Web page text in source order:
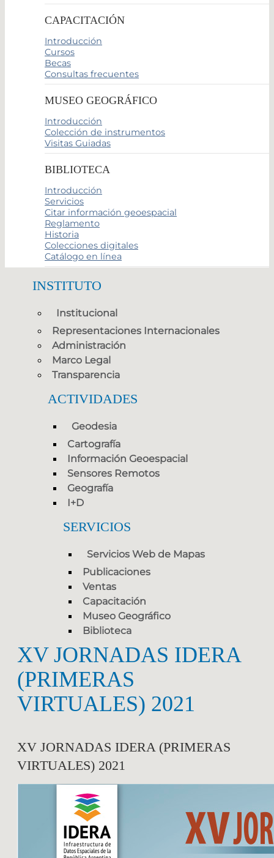
CAPACITACIÓN
Introducción
Cursos
Becas
Consultas frecuentes
MUSEO GEOGRÁFICO
Introducción
Colección de instrumentos
Visitas Guiadas
BIBLIOTECA
Introducción
Servicios
Citar información geoespacial
Reglamento
Historia
Colecciones digitales
Catálogo en línea
INSTITUTO
Institucional
Representaciones Internacionales
Administración
Marco Legal
Transparencia
ACTIVIDADES
Geodesia
Cartografía
Información Geoespacial
Sensores Remotos
Geografía
I+D
SERVICIOS
Servicios Web de Mapas
Publicaciones
Ventas
Capacitación
Museo Geográfico
Biblioteca
XV JORNADAS IDERA
(PRIMERAS
VIRTUALES) 2021
XV JORNADAS IDERA (PRIMERAS
VIRTUALES) 2021